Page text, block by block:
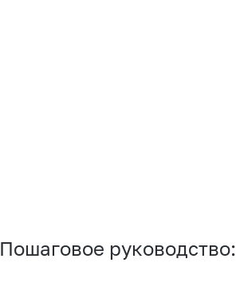
Пошаговое руководство: